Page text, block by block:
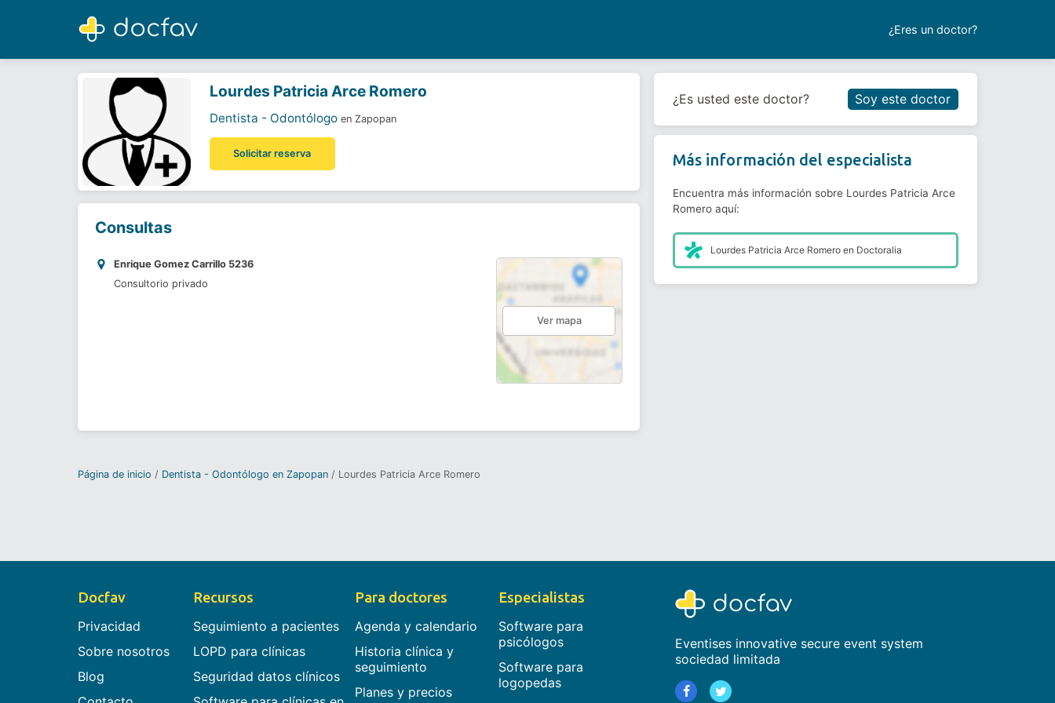
¿Eres un doctor?
Lourdes Patricia Arce Romero
Dentista - Odontólogo
Reservar cita
Lourdes Patricia Arce Romero
Dentista - Odontólogo en Zapopan
Solicitar reserva
Consultas
Enrique Gomez Carrillo 5236
Consultorio privado
Ver mapa
¿Es usted este doctor? Soy este doctor
Más información del especialista
Encuentra más información sobre Lourdes Patricia Arce
Romero aquí:
Lourdes Patricia Arce Romero en Doctoralia
Página de inicio Dentista - Odontólogo en Zapopan Lourdes Patricia Arce Romero
Docfav
Privacidad
Sobre nosotros
Blog
Recursos
Seguimiento a pacientes
LOPD para clínicas
Seguridad datos clínicos
Para doctores
Agenda y calendario
Historia clínica y
seguimiento
Planes y precios
Especialistas
Software para
psicólogos
Software para
logopedas
Eventises innovative secure event system
sociedad limitada